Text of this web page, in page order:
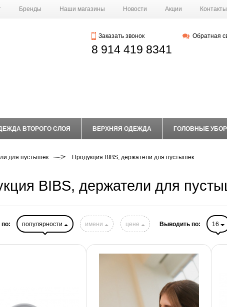
Бренды Наши магазины Новости Акции Контакты
Заказать звонок
8 914 419 8341
Обратная
ВТОРОГО СЛОЯ ВЕРХНЯЯ ОДЕЖДА ГОЛОВНЫЕ
для пустышек Продукция BIBS, держатели для пустышек
BIBS, держатели для
по: популярности имени цене Выводить по: 16